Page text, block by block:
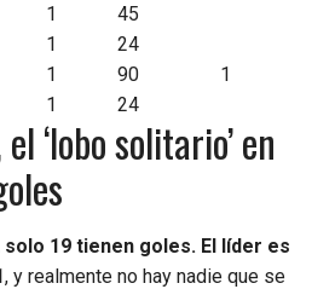
1
45
1
24
1 90
1
1 24
‘lobo solitario’ en
19 tienen goles. El líder es
, y realmente no hay nadie que se